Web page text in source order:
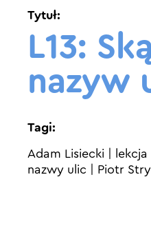
L13:
nazyw
Tytuł:
Tagi:
Adam Lisiecki
nazwy ulic
Piotr